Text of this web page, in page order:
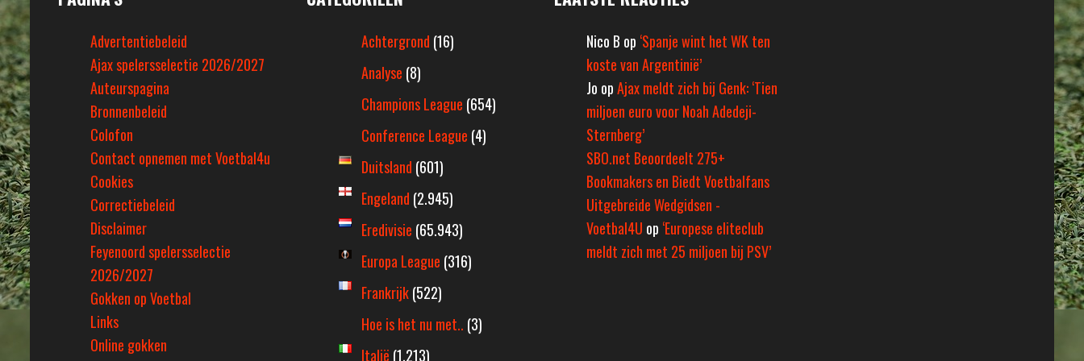
Advertentiebeleid
Ajax spelersselectie 2026/2027
Auteurspagina
Bronnenbeleid
Colofon
Contact opnemen met Voetbal4u
Cookies
Correctiebeleid
Disclaimer
Feyenoord spelersselectie
2026/2027
Gokken op Voetbal
Links
Online gokken
Achtergrond (16)
Analyse (8)
Champions League (654)
Conference League (4)
Duitsland (601)
Engeland (2.945)
Eredivisie (65.943)
Europa League (316)
Frankrijk(522)
Hoe is het nu met.. (3)
Italië (1.213)
Nico B op ‘Spanje wint het WK ten
koste van Argentinië’
Jo opAjax meldt zich bij Genk: ‘Tien
miljoen euro voor Noah Adedeji-
Sternberg’
SBO.net Beoordeelt 275+
Bookmakers en Biedt Voetbalfans
Uitgebreide Wedgidsen -
Voetbal4U op ‘Europese eliteclub
meldt zich met 25 miljoen bij PSV’